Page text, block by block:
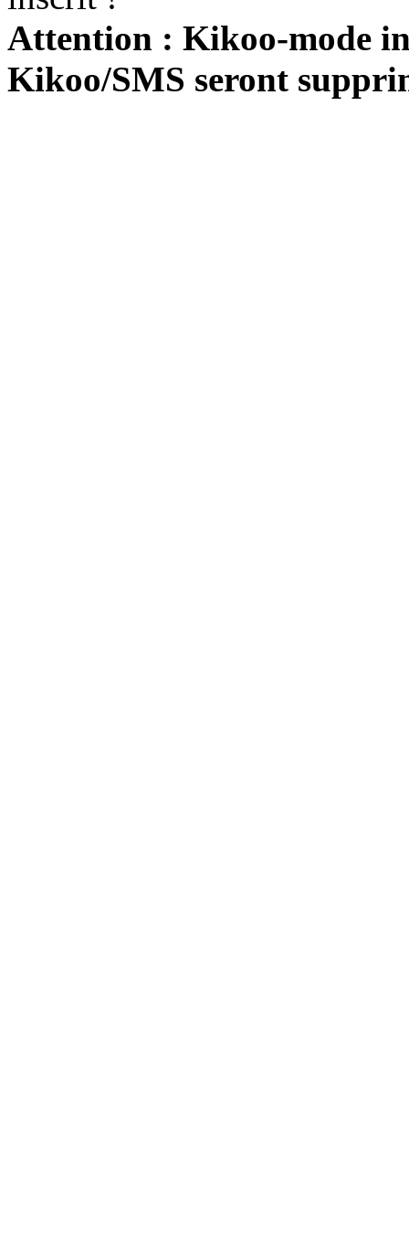
Attention : Kikoo-mode
Kikoo/SMS seront